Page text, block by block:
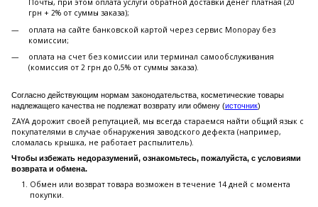
Почты, при этом оплата услуги обратной доставки денег платная (20
грн + 2% от суммы заказа);
оплата на сайте банковской картой через сервис Monopay без
комиссии;
оплата на счет без комиссии или терминал самообслуживания
(комиссия от 2 грн до 0,5% от суммы заказа).
Согласно действующим нормам законодательства, косметические товары
надлежащего качества не подлежат возврату или обмену (источник)
ZAYA дорожит своей репутацией, мы всегда стараемся найти общий язык с
покупателями в случае обнаружения заводского дефекта (например,
сломалась крышка, не работает распылитель).
Чтобы избежать недоразумений, ознакомьтесь, пожалуйста, с условиями
возврата и обмена.
Обмен или возврат товара возможен в течение 14 дней с момента
покупки.